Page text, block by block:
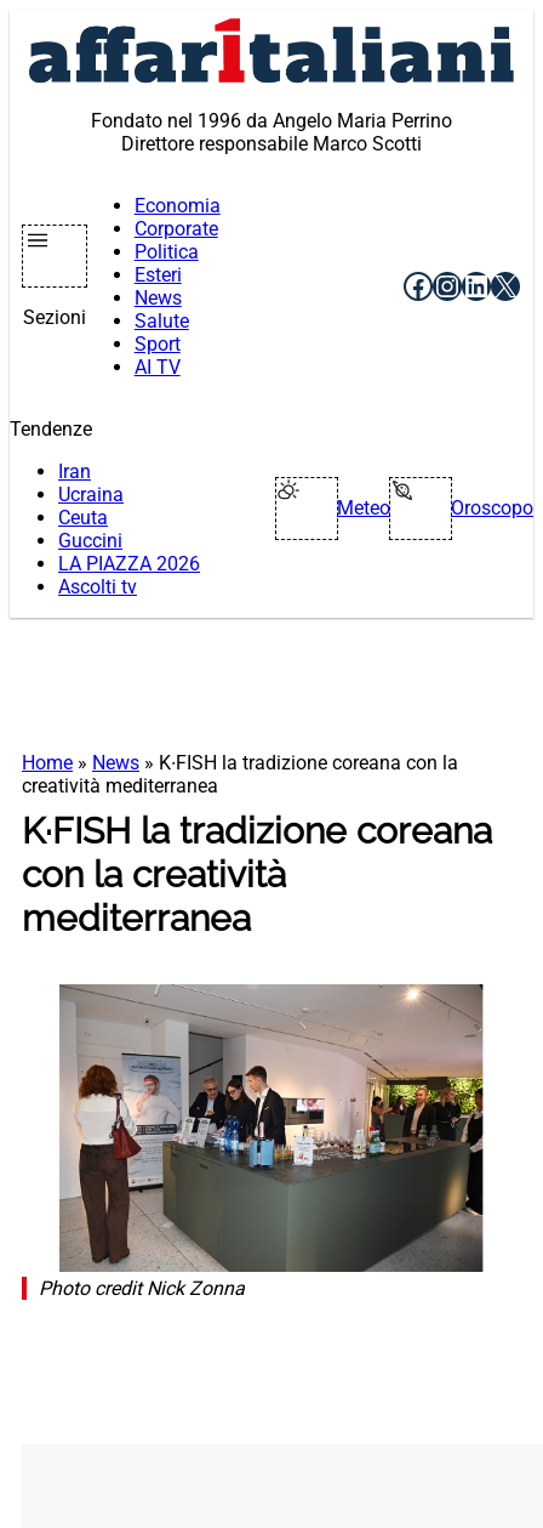
contenuto
Fondato nel 1996 da Angelo Maria Perrino
Direttore responsabile Marco Scotti
Sezioni
Economia
Corporate
Politica
Esteri
News
Salute
Sport
AI TV
Facebook
X
Tendenze
Iran
Ucraina
Ceuta
Guccini
LA PIAZZA 2026
Ascolti tv
Meteo Oroscopo
Home » News » K∙FISH la tradizione coreana con la
creatività mediterranea
K∙FISH la tradizione coreana
con la creatività
mediterranea
Photo credit Nick Zonna